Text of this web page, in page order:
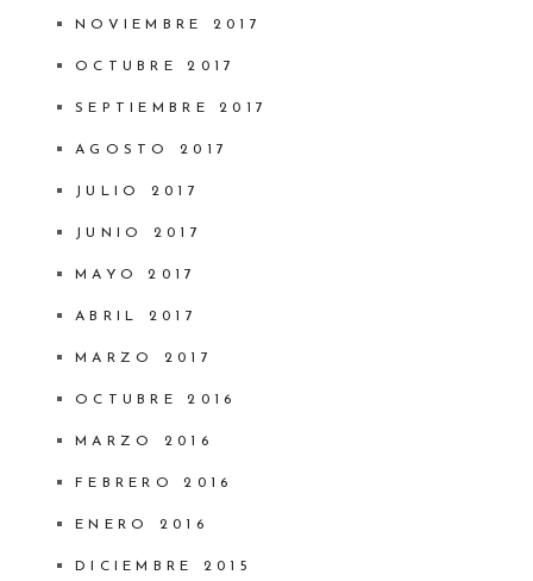
NOVIEMBRE 2017
OCTUBRE 2017
SEPTIEMBRE 2017
AGOSTO 2017
JULIO 2017
JUNIO 2017
MAYO 2017
ABRIL 2017
MARZO 2017
OCTUBRE 2016
MARZO 2016
FEBRERO 2016
ENERO 2016
DICIEMBRE 2015